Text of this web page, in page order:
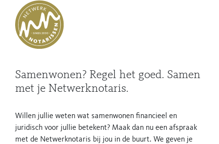
Samenwonen? Regel het goed. Samen
met je Netwerknotaris.
Willen jullie weten wat samenwonen financieel en
juridisch voor jullie betekent? Maak dan nu een afspraak
met de Netwerknotaris bij jou in de buurt. We geven je